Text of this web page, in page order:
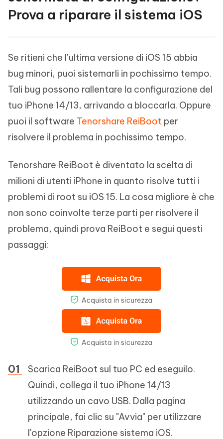
Prova a riparare il sistema iOS
Se ritieni che l’ultima versione di iOS 15 abbia
bug minori, puoi sistemarli in pochissimo tempo.
Tali bug possono rallentare la configurazione del
tuo iPhone 14/13, arrivando a bloccarla. Oppure
puoi il software Tenorshare ReiBoot per
risolvere il problema in pochissimo tempo.
Tenorshare ReiBoot è diventato la scelta di
milioni di utenti iPhone in quanto risolve tutti i
problemi di root su iOS 15. La cosa migliore è che
non sono coinvolte terze parti per risolvere il
problema, quindi prova ReiBoot e segui questi
passaggi:
Scarica ReiBoot sul tuo PC ed eseguilo.
Quindi, collega il tuo iPhone 14/13
utilizzando un cavo USB. Dalla pagina
principale, fai clic su "Avvia" per utilizzare
l'opzione Riparazione sistema iOS.